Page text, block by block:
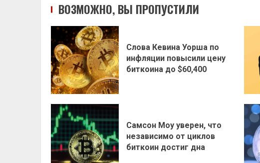
ВОЗМОЖНО, ВЫ ПРОПУСТИЛИ
Слова Кевина Уорша по
инфляции повысили цену
биткоина до $60,400
Самсон Моу уверен, что
независимо от циклов
биткоин достиг дна